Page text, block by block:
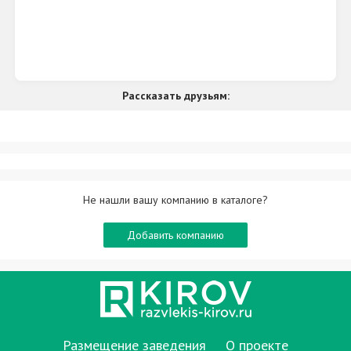
Рассказать друзьям:
Не нашли вашу компанию в каталоге?
Добавить компанию
Размещение заведения О проекте